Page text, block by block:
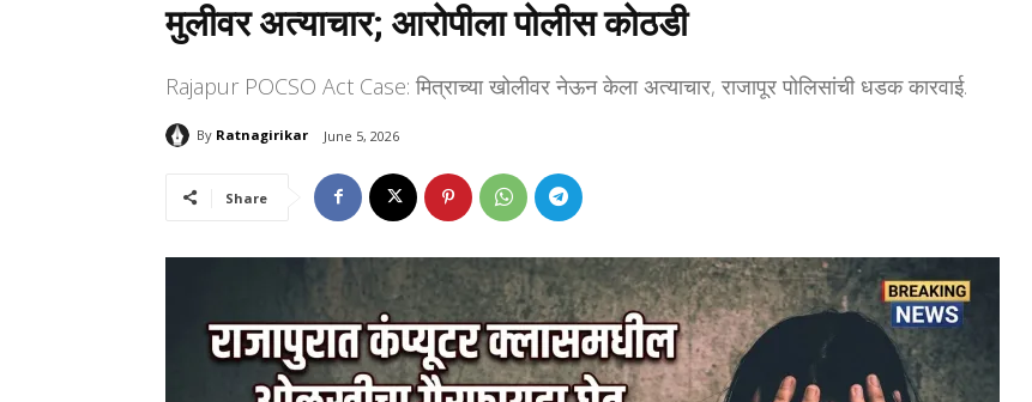
मुलीवर अत्याचार; आरोपीला पोलीस कोठडी
Rajapur POCSO Act Case: मित्राच्या खोलीवर नेऊन केला अत्याचार, राजापूर पोलिसांची धडक कारवाई.
By Ratnagirikar June 5, 2026
Share